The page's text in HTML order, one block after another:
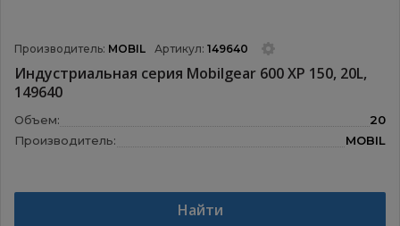
Производитель: MOBIL Артикул: 149640
Индустриальная серия Mobilgear 600 XP 150, 20L,
149640
Объем:
20
Производитель:
MOBIL
Найти